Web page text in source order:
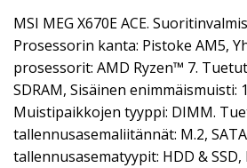
MSI MEG X670E ACE.
Prosessorin kanta: Pistoke AM5,
prosessorit: AMD Ryzen™ 7.
SDRAM, Sisäinen enimmäismuisti:
Muistipaikkojen tyyppi: DIMM.
tallennusasemaliitännät: M.2,
tallennusasematyypit: HDD & SSD,